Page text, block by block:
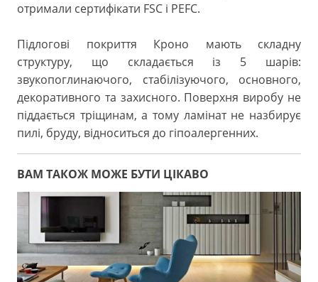
отримали сертифікати FSC і PEFC.
Підлогові покриття Кроно мають складну
структуру, що складається із 5 шарів:
звукопоглинаючого, стабілізуючого, основного,
декоративного та захисного. Поверхня виробу не
піддається тріщинам, а тому ламінат не назбирує
пилі, бруду, відноситься до гіпоалергенних.
ВАМ ТАКОЖ МОЖЕ БУТИ ЦІКАВО